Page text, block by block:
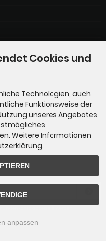
Cookies und
Technologien, auch
Funktionsweise der
unseres Angebotes
Weitere Informationen
anpassen